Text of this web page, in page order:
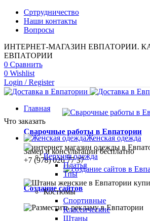
Сртрудничество
Наши контакты
Вопросы
ИНТЕРНЕТ-МАГАЗИН ЕВПАТОРИИ.
ЕВПАТОРИИ
0 Сравнить
0 Wishlist
Login / Register
Главная
Сварочные работы в Евпатории
Замер и консультации бесплатно
+7 (978) 026 77 37
Создание сайтов
Что заказать
Женская одежда
Верхняя одежда
Платья
Тпы
Костюмы
Спортивные
Классические
Штаны